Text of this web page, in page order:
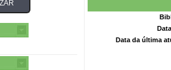
Data da última